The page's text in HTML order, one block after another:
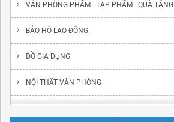
VĂN PHÒNG PHẨM - TẠP PHẨM - QUÀ TẶNG
BẢO HỘ LAO ĐỘNG
ĐỒ GIA DỤNG
NỘI THẤT VĂN PHÒNG